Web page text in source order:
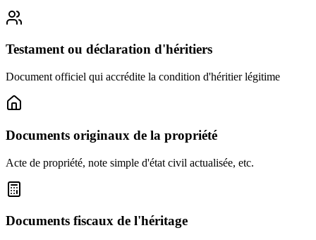
Testament ou déclaration d'héritiers
Document officiel qui accrédite la condition d'héritier légitime
Documents originaux de la propriété
Acte de propriété, note simple d'état civil actualisée, etc.
Documents fiscaux de l'héritage